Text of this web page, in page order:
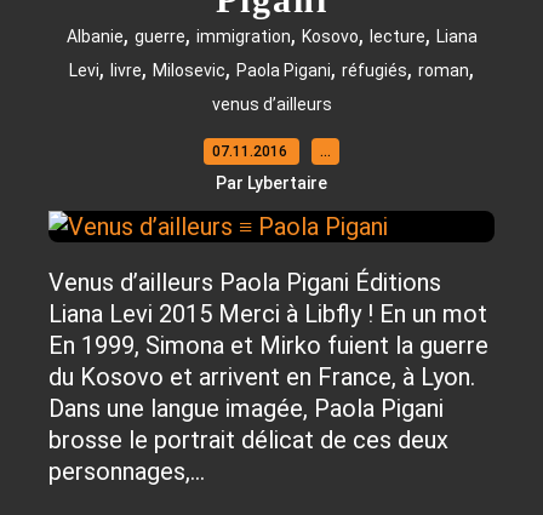
Albanie, guerre, immigration, Kosovo, lecture, Liana
Levi, livre, Milosevic, Paola Pigani, réfugiés, roman,
venus d’ailleurs
07.11.2016 …
Par Lybertaire
Venus d’ailleurs Paola Pigani Éditions
Liana Levi 2015 Merci à Libfly ! En un mot
En 1999, Simona et Mirko fuient la guerre
du Kosovo et arrivent en France, à Lyon.
Dans une langue imagée, Paola Pigani
brosse le portrait délicat de ces deux
personnages,...